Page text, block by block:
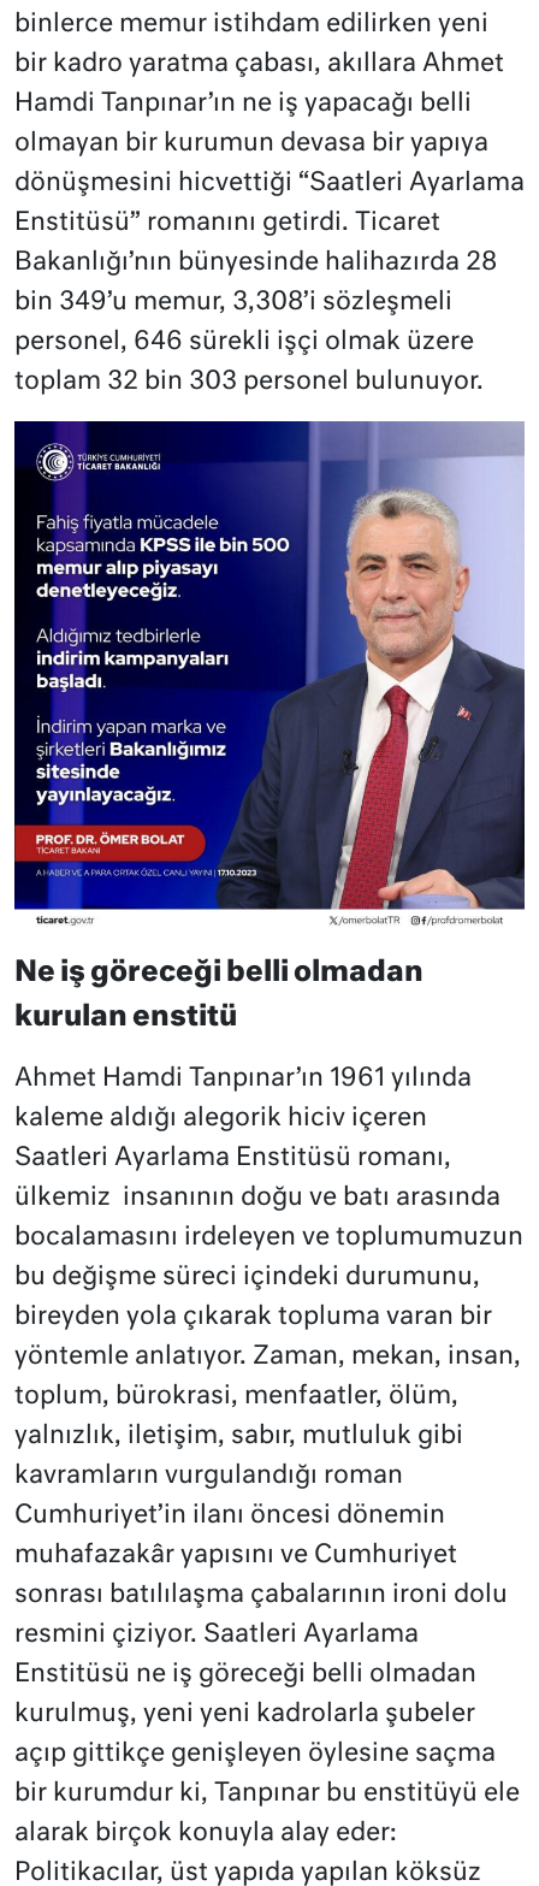
binlerce memur istihdam edilirken yeni
bir kadro yaratma çabası, akıllara Ahmet
Hamdi Tanpınar’ın ne iş yapacağı belli
olmayan bir kurumun devasa bir yapıya
dönüşmesini hicvettiği “Saatleri Ayarlama
Enstitüsü” romanını getirdi. Ticaret
Bakanlığı’nın bünyesinde halihazırda 28
bin 349’u memur, 3,308’i sözleşmeli
personel, 646 sürekli işçi olmak üzere
toplam 32 bin 303 personel bulunuyor.
Ne iş göreceği belli olmadan
kurulan enstitü
Ahmet Hamdi Tanpınar’ın 1961 yılında
kaleme aldığı alegorik hiciv içeren
Saatleri Ayarlama Enstitüsü romanı,
ülkemiz insanının doğu ve batı arasında
bocalamasını irdeleyen ve toplumumuzun
bu değişme süreci içindeki durumunu,
bireyden yola çıkarak topluma varan bir
yöntemle anlatıyor. Zaman, mekan, insan,
toplum, bürokrasi, menfaatler, ölüm,
yalnızlık, iletişim, sabır, mutluluk gibi
kavramların vurgulandığı roman
Cumhuriyet’in ilanı öncesi dönemin
muhafazakâr yapısını ve Cumhuriyet
sonrası batılılaşma çabalarının ironi dolu
resmini çiziyor. Saatleri Ayarlama
Enstitüsü ne iş göreceği belli olmadan
kurulmuş, yeni yeni kadrolarla şubeler
açıp gittikçe genişleyen öylesine saçma
bir kurumdur ki, Tanpınar bu enstitüyü ele
alarak birçok konuyla alay eder:
Politikacılar, üst yapıda yapılan köksüz